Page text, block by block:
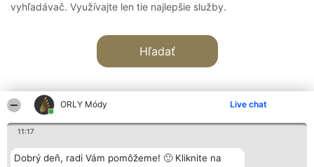
ORLY Módy Live chat
11:17
Dobrý deň, radi Vám pomôžeme! 🙂 Kliknite na
vyhľadávač. Využívajte len tie najlepšie služby.
Hľadať
Organizátor hodnotenia
Bright Side Solutions sp. z o.
Hodnotenie
Laureáti
Kontakt
Kontakt